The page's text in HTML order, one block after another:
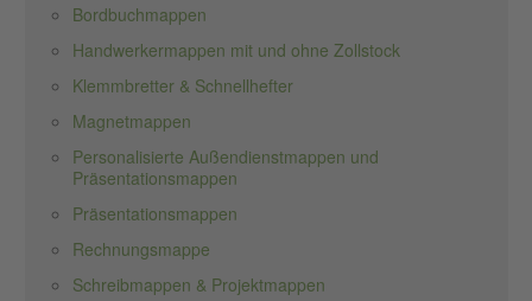
Bordbuchmappen
Handwerkermappen mit und ohne Zollstock
Klemmbretter & Schnellhefter
Magnetmappen
Personalisierte Außendienstmappen und
Präsentationsmappen
Präsentationsmappen
Rechnungsmappe
Schreibmappen & Projektmappen